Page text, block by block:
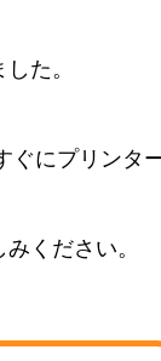
た。
ぐにプリンタ
ください。